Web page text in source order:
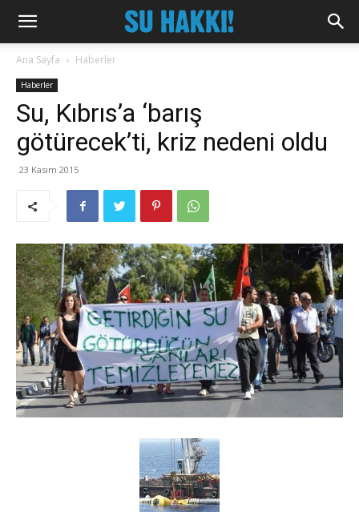
Ana Sayfa Haberler
Haberler
Su, Kıbrıs’a ‘barış
götürecek’ti, kriz nedeni oldu
23 Kasım 2015